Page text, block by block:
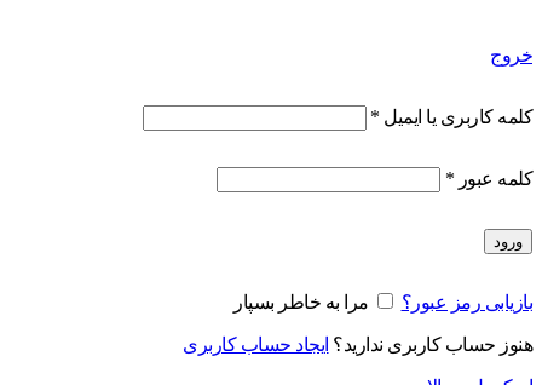
خروج
کلمه کاربری یا ایمیل *
کلمه عبور *
ورود
بازیابی رمز عبور؟ مرا به خاطر بسپار
هنوز حساب کاربری ندارید؟ ایجاد حساب کاربری